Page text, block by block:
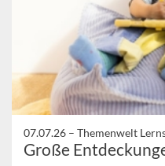
07.07.26 – Themenwelt
Große